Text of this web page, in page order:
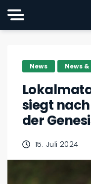
News News
siegt
der
15. Juli 2024